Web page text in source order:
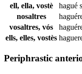
ell, ella, vostè
hagué
nosaltres
vosaltres, vós
ells, elles, vostès
Periphrastic